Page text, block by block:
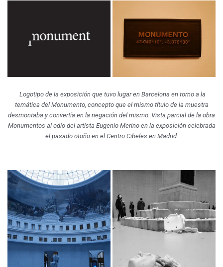
Logotipo de la exposición que tuvo lugar en Barcelona en torno a la
temática del Monumento, concepto que el mismo título de la muestra
desmontaba y convertía en la negación del mismo..Vista parcial de la obra
Monumentos al odiodel artista Eugenio Merino en la exposición celebrada
el pasado otoño en el Centro Cibeles en Madrid.